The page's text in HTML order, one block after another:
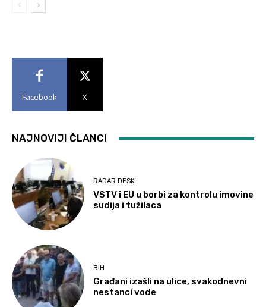
Facebook X
NAJNOVIJI ČLANCI
RADAR DESK
VSTV i EU u borbi za kontrolu imovine
sudija i tužilaca
BIH
Građani izašli na ulice, svakodnevni
nestanci vode